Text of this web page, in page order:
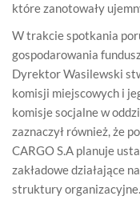
które zanotowały
W trakcie spotkania
gospodarowania
Dyrektor Wasilewski
komisji miejscowych i
komisje socjalne w
zaznaczył również, że
CARGO S.A planuje
zakładowe działające
struktury organizacyjne.